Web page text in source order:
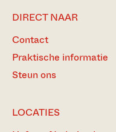
DIRECT NAAR
Contact
Praktische informatie
Steun ons
LOCATIES